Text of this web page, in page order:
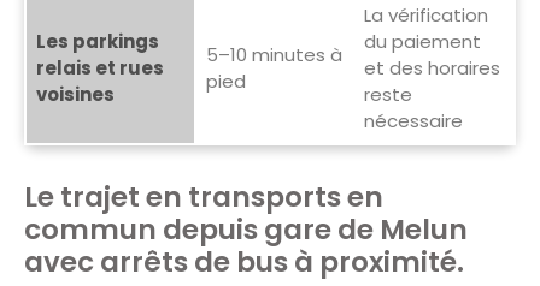
Les parkings
relais et rues
voisines
5–10 minutes à
pied
La vérification
du paiement
et des horaires
reste
nécessaire
Le trajet en transports en
commun depuis gare de Melun
avec arrêts de bus à proximité.